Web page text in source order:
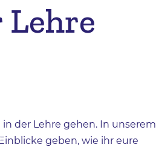
Lehre
der Lehre gehen. In unserem
geben, wie ihr eure